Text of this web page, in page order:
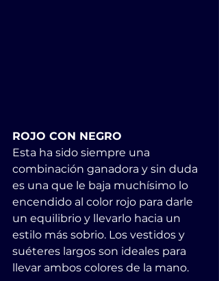
ROJO CON NEGRO
Esta ha sido siempre una
combinación ganadora y sin duda
es una que le baja muchísimo lo
encendido al color rojo para darle
un equilibrio y llevarlo hacia un
estilo más sobrio. Los vestidos y
suéteres largos son ideales para
llevar ambos colores de la mano.